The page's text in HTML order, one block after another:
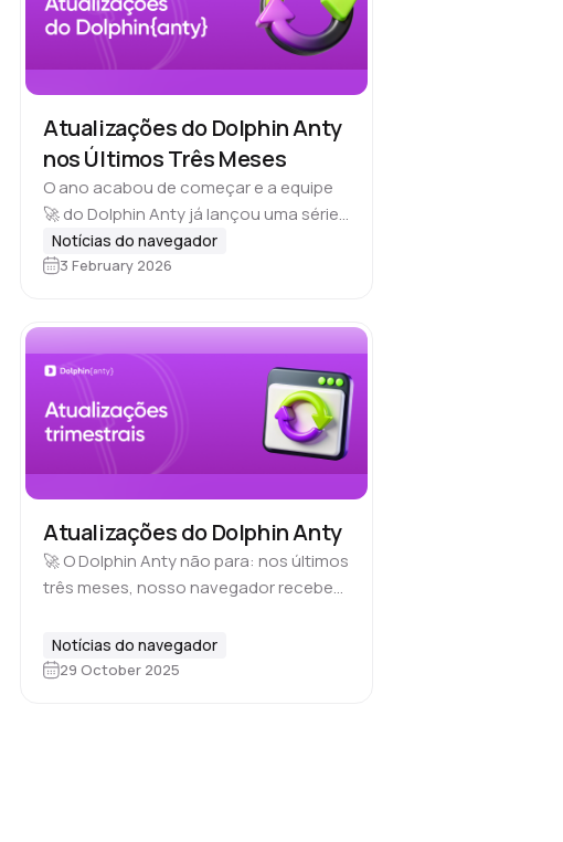
Atualizações do Dolphin Anty
nos Últimos Três Meses
O ano acabou de começar e a equipe
🚀 do Dolphin Anty já lançou uma série
de atualizações pensadas para tornar
o navegador mais conveniente, seguro
Notícias do navegador
3 February 2026
Atualizações do Dolphin Anty
🚀 O Dolphin Anty não para: nos últimos
três meses, nosso navegador recebeu
a precisão da falsificação de
fingerprint, implementamos o feedback
Notícias do navegador
29 October 2025